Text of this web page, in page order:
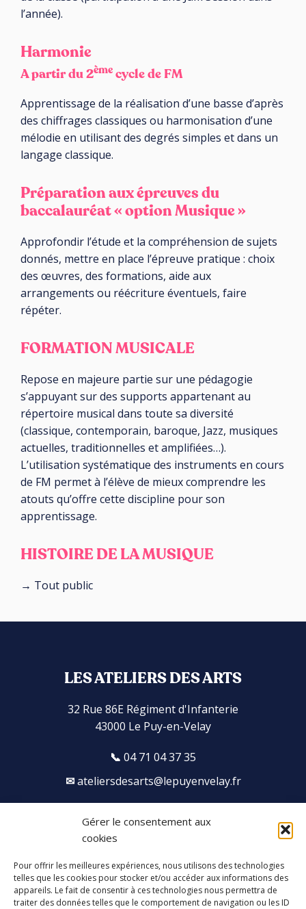
Gérer le consentement aux
cookies
Pour offrir les meilleures expériences, nous utilisons des technologies
telles que les cookies pour stocker et/ou accéder aux informations des
appareils. Le fait de consentir à ces technologies nous permettra de
traiter des données telles que le comportement de navigation ou les ID
l’année).
Harmonie
A partir du 2ème cycle de FM
Apprentissage de la réalisation d’une basse d’après
des chiffrages classiques ou harmonisation d’une
mélodie en utilisant des degrés simples et dans un
langage classique.
Préparation aux épreuves du
baccalauréat « option Musique »
Approfondir l’étude et la compréhension de sujets
donnés, mettre en place l’épreuve pratique : choix
des œuvres, des formations, aide aux
arrangements ou réécriture éventuels, faire
répéter.
FORMATION MUSICALE
Repose en majeure partie sur une pédagogie
s’appuyant sur des supports appartenant au
répertoire musical dans toute sa diversité
(classique, contemporain, baroque, Jazz, musiques
actuelles, traditionnelles et amplifiées…).
L’utilisation systématique des instruments en cours
de FM permet à l’élève de mieux comprendre les
atouts qu’offre cette discipline pour son
apprentissage.
HISTOIRE DE LA MUSIQUE
→ Tout public
LES ATELIERS DES ARTS
32 Rue 86E Régiment d'Infanterie
43000 Le Puy-en-Velay
04 71 04 37 35
ateliersdesarts@lepuyenvelay.fr
S'inscrire à la newsletter